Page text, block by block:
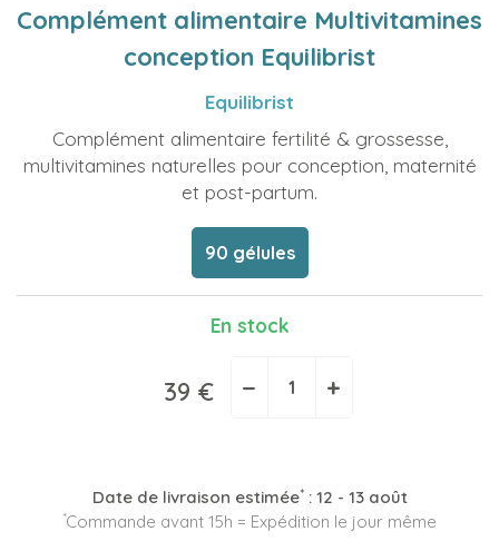
Complément alimentaire Multivitamines
conception Equilibrist
Equilibrist
Complément alimentaire fertilité & grossesse,
multivitamines naturelles pour conception, maternité
et post-partum.
90 gélules
En stock
39 € − +
Date de livraison estimée*: 12 - 13 août
*Commande avant 15h = Expédition le jour même